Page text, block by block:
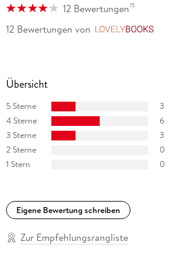
12 Bewertungen15
12 Bewertungen von
Übersicht
5 Sterne
3
4 Sterne
6
3 Sterne
3
2 Sterne
0
1 Stern
0
Eigene Bewertung schreiben
Zur Empfehlungsrangliste